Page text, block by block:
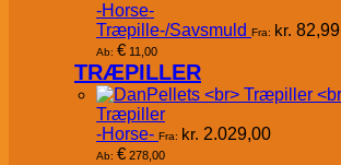
-Horse-
Træpille-/Savsmuld Fra: kr. 82,99
Ab: € 11,00
TRÆPILLER
Træpiller
-Horse- Fra: kr. 2.029,00
Ab: € 278,00